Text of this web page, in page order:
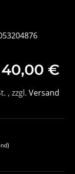
40,00 €
, zzgl. Versand